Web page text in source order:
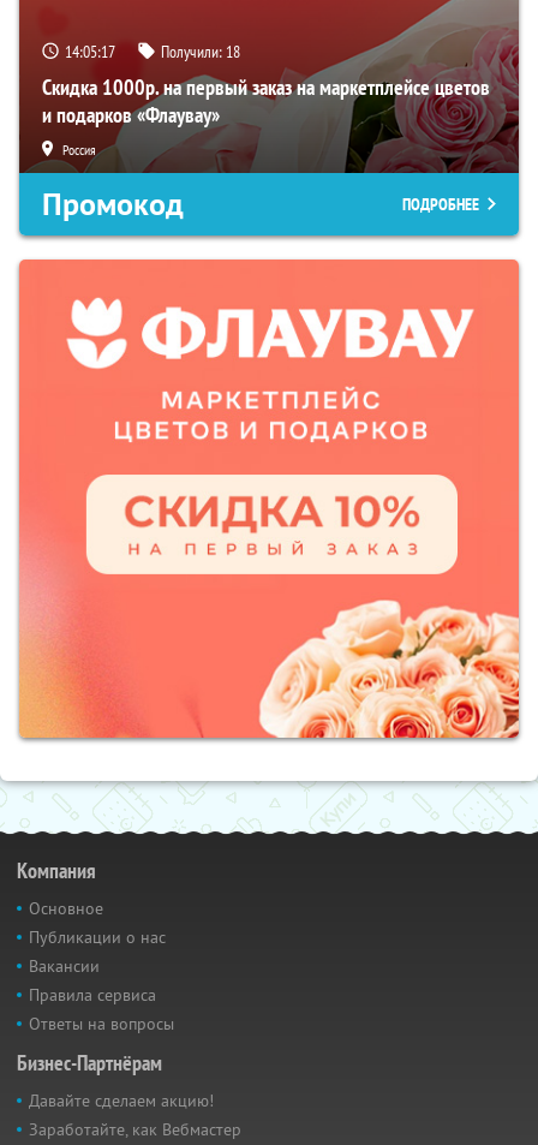
14:05:16 Получили: 18
Скидка 1000р. на первый заказ на маркетплейсе цветов
и подарков «Флаувау»
Россия
Промокод ПОДРОБНЕЕ
Компания
Основное
Публикации о нас
Вакансии
Правила сервиса
Ответы на вопросы
Бизнес-Партнёрам
Давайте сделаем акцию!
Заработайте, как Вебмастер